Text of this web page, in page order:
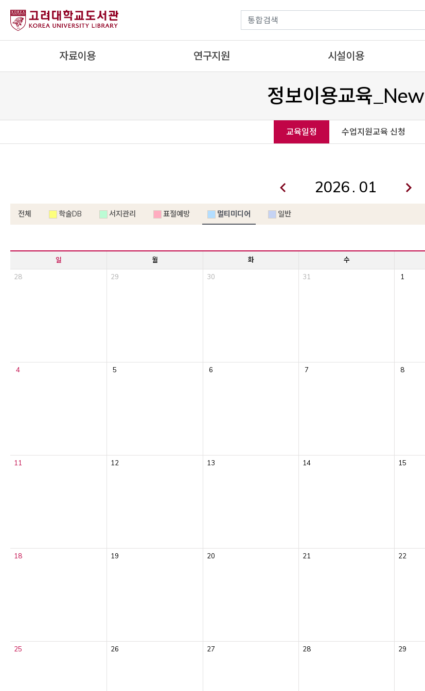
로
통합검색
자료이용 연구지원 시설이용
정보이용교육_New
교육일정 수업지원교육 신청
.
전체 학술DB 서지관리 표절예방 멀티미디어 일반
일 월 화 수
28 29 30 31 1
4 5 6 7 8
11 12 13 14 15
18 19 20 21 22
25 26 27 28 29